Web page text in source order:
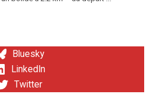
Bluesky
LinkedIn
Twitter